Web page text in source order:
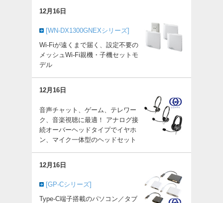
12月16日
[WN-DX1300GNEXシリーズ]
Wi-Fiが遠くまで届く、設定不要の
メッシュWi-Fi親機・子機セットモ
デル
12月16日
音声チャット、ゲーム、テレワー
ク、音楽視聴に最適！ アナログ接
続オーバーヘッドタイプでイヤホ
ン、マイク一体型のヘッドセット
12月16日
[GP-Cシリーズ]
Type-C端子搭載のパソコン／タブ